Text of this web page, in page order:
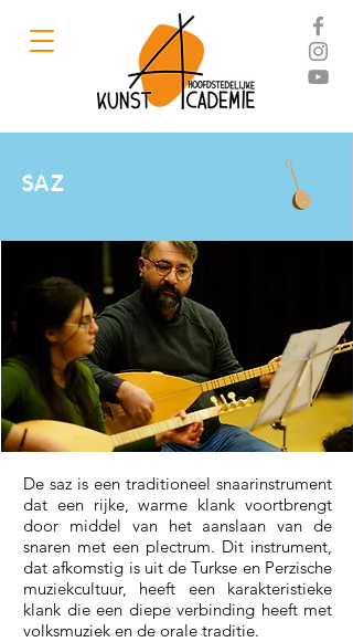
SAZ
De saz is een traditioneel snaarinstrument
dat een rijke, warme klank voortbrengt
door middel van het aanslaan van de
snaren met een plectrum. Dit instrument,
dat afkomstig is uit de Turkse en Perzische
muziekcultuur, heeft een karakteristieke
klank die een diepe verbinding heeft met
volksmuziek en de orale traditie.